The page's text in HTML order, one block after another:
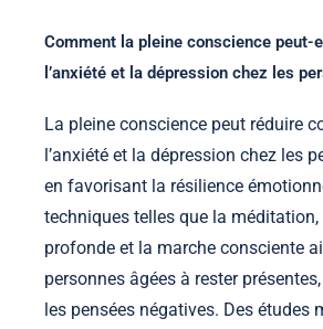
Comment la pleine conscience peut-
l’anxiété et la dépression chez les
La pleine conscience peut réduire
l’anxiété et la dépression chez les
en favorisant la résilience
techniques telles que la
profonde et la marche consciente
personnes âgées à rester
les pensées négatives. Des études